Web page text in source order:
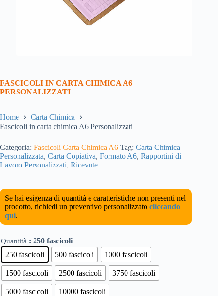
FASCICOLI IN CARTA CHIMICA A6
PERSONALIZZATI
Home
Carta Chimica
Fascicoli in carta chimica A6 Personalizzati
Categoria: Fascicoli Carta Chimica A6 Tag: Carta Chimica
Personalizzata, Carta Copiativa, Formato A6, Rapportini di
Lavoro Personalizzati, Ricevute
Se hai esigenza di quantità e caratteristiche non presenti nel
prodotto, richiedi un preventivo personalizzato cliccando
qui.
Quantità : 250 fascicoli
250 fascicoli
500 fascicoli 1000 fascicoli
1500 fascicoli 2500 fascicoli 3750 fascicoli
5000 fascicoli 10000 fascicoli